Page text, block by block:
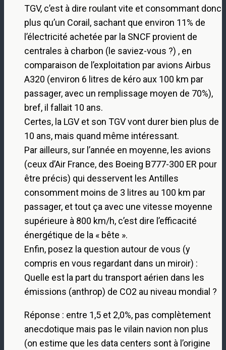
TGV, c’est à dire roulant vite et consommant donc
plus qu’un Corail, sachant que environ 11% de
l’électricité achetée par la SNCF provient de
centrales à charbon (le saviez-vous ?) , en
comparaison de l’exploitation par avions Airbus
A320 (environ 6 litres de kéro aux 100 km par
passager, avec un remplissage moyen de 70%),
bref, il fallait 10 ans.
Certes, la LGV et son TGV vont durer bien plus de
10 ans, mais quand même intéressant.
Par ailleurs, sur l’année en moyenne, les avions
(ceux d’Air France, des Boeing B777-300 ER pour
être précis) qui desservent les Antilles
consomment moins de 3 litres au 100 km par
passager, et tout ça avec une vitesse moyenne
supérieure à 800 km/h, c’est dire l’efficacité
énergétique de la « bête ».
Enfin, posez la question autour de vous (y
compris en vous regardant dans un miroir) :
Quelle est la part du transport aérien dans les
émissions (anthrop) de CO2 au niveau mondial ?
Réponse : entre 1,5 et 2,0%, pas complètement
anecdotique mais pas le vilain navion non plus
(on estime que les data centers sont à l’origine